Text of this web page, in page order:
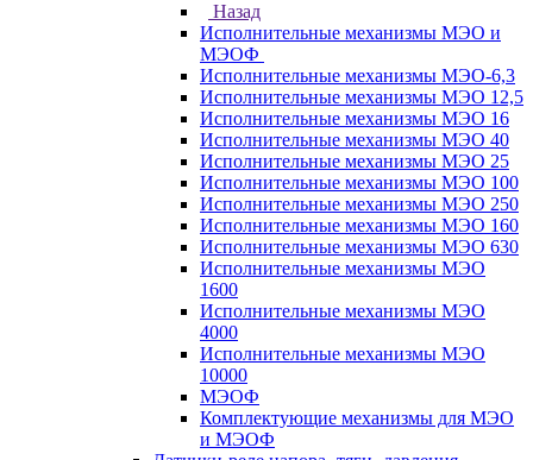
Назад
Исполнительные механизмы МЭО и
МЭОФ
Исполнительные механизмы МЭО-6,3
Исполнительные механизмы МЭО 12,5
Исполнительные механизмы МЭО 16
Исполнительные механизмы МЭО 40
Исполнительные механизмы МЭО 25
Исполнительные механизмы МЭО 100
Исполнительные механизмы МЭО 250
Исполнительные механизмы МЭО 160
Исполнительные механизмы МЭО 630
Исполнительные механизмы МЭО
1600
Исполнительные механизмы МЭО
4000
Исполнительные механизмы МЭО
10000
МЭОФ
Комплектующие механизмы для МЭО
и МЭОФ